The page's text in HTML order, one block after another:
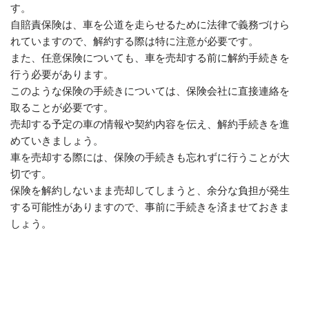
す。
自賠責保険は、車を公道を走らせるために法律で義務づけら
れていますので、解約する際は特に注意が必要です。
また、任意保険についても、車を売却する前に解約手続きを
行う必要があります。
このような保険の手続きについては、保険会社に直接連絡を
取ることが必要です。
売却する予定の車の情報や契約内容を伝え、解約手続きを進
めていきましょう。
車を売却する際には、保険の手続きも忘れずに行うことが大
切です。
保険を解約しないまま売却してしまうと、余分な負担が発生
する可能性がありますので、事前に手続きを済ませておきま
しょう。